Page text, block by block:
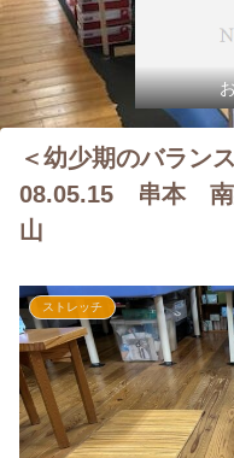
＜幼少期のバラン
08.05.15 串本 南
山
ストレッチ